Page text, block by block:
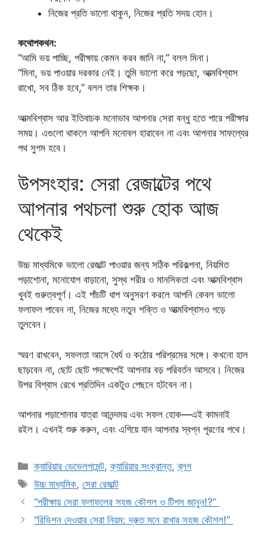
নিজের প্রতি ভালো থাকুন, নিজের প্রতি সদয় হোন।
কথোপকথন:
“আমি ভয় পাচ্ছি, পরীক্ষায় কেমন করব জানি না,” বলল মিনা।
“মিনা, ভয় পাওয়ার দরকার নেই। তুমি ভালো করে পড়ছো, আত্মবিশ্বাস
রাখো, সব ঠিক হবে,” বলল তার শিক্ষক।
আত্মবিশ্বাস আর ইতিবাচক মনোভাব আপনার সেরা বন্ধু হতে পারে পরীক্ষার
সময়। এগুলো থাকলে আপনি মনোবল হারাবেন না এবং আপনার সাফল্যের
পথ সুগম হবে।
উপসংহার: সেরা রেজাল্টের পথে
আপনার পথচলা শুরু হোক আজ
থেকেই
উচ্চ মাধ্যমিকে ভালো রেজাল্ট পাওয়ার জন্য সঠিক পরিকল্পনা, নিয়মিত
পড়াশোনা, মনোযোগ বাড়ানো, সুস্থ শরীর ও মানসিকতা এবং আত্মবিশ্বাস
খুবই গুরুত্বপূর্ণ। এই পাঁচটি ধাপ অনুসরণ করলে আপনি কেবল ভালো
ফলাফল পাবেন না, নিজের মধ্যে নতুন শক্তি ও আত্মবিশ্বাসও গড়ে
তুলবেন।
স্মরণ রাখবেন, সফলতা আসে ধৈর্য ও কঠোর পরিশ্রমের সঙ্গে। কখনো হাল
ছাড়বেন না, ছোট ছোট পদক্ষেপেই আপনার বড় পরিবর্তন আসবে। নিজের
উপর বিশ্বাস রেখে প্রতিদিন একটুও পেছনে হটবেন না।
আপনার পড়াশোনার যাত্রা আনন্দময় এবং সফল হোক—এই কামনাই
রইল। এখনই শুরু করুন, এবং এগিয়ে যান আপনার স্বপ্ন পূরণের পথে।
Categories
ক্যারিয়ার ডেভেলপমেন্ট,ক্যারিয়ার সংক্রান্ত,ব্লগ
Tags
উচ্চ মাধ্যমিক,সেরা রেজাল্ট
“পরীক্ষায় সেরা ফলাফলের সহজ কৌশল ও টিপস জানুন!?”
“রিভিশন দেওয়ার সেরা নিয়ম: দ্রুত মনে রাখার সহজ কৌশল!”